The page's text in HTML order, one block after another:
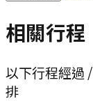
相關行程
以下行程經過
排